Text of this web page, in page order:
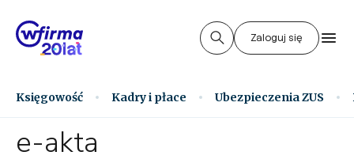
Zaloguj się
Księgowość Kadry i płace Ubezpieczenia ZUS
e-akta